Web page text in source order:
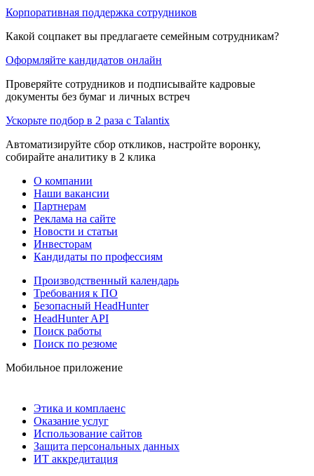
Корпоративная поддержка сотрудников
Какой соцпакет вы предлагаете семейным сотрудникам?
Оформляйте кандидатов онлайн
Проверяйте сотрудников и подписывайте кадровые
документы без бумаг и личных встреч
Ускорьте подбор в 2 раза с Talantix
Автоматизируйте сбор откликов, настройте воронку,
собирайте аналитику в 2 клика
О компании
Наши вакансии
Партнерам
Реклама на сайте
Новости и статьи
Инвесторам
Кандидаты по профессиям
Производственный календарь
Требования к ПО
Безопасный HeadHunter
HeadHunter API
Поиск работы
Поиск по резюме
Мобильное приложение
Этика и комплаенс
Оказание услуг
Использование сайтов
Защита персональных данных
ИТ аккредитация